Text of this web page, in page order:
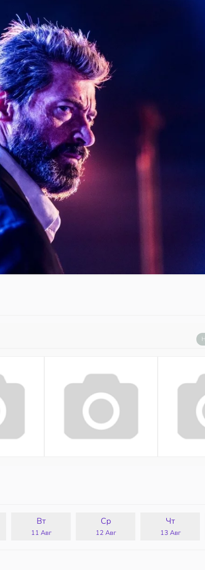
Вт
11 Авг
Ср
12 Авг
Чт
13 Авг